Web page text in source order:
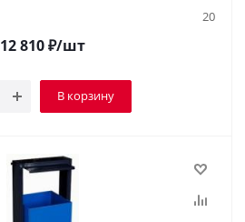
20
12 810₽/шт
В корзину